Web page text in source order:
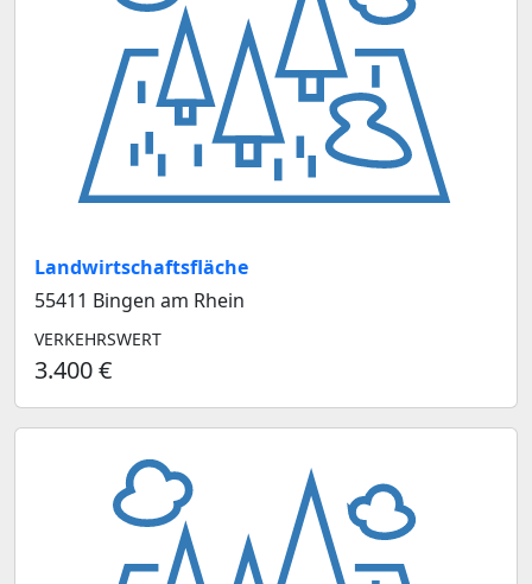
Landwirtschaftsfläche
55411 Bingen am Rhein
VERKEHRSWERT
3.400 €